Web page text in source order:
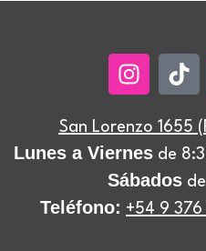
San Lorenzo 1655
Lunes a Viernes de
Sábadosde
Teléfono: +54 9